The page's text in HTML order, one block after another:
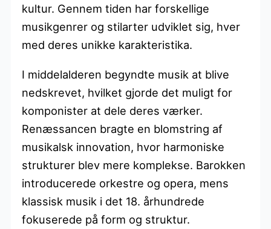
kultur. Gennem tiden har forskellige
musikgenrer og stilarter udviklet sig, hver
med deres unikke karakteristika.
I middelalderen begyndte musik at blive
nedskrevet, hvilket gjorde det muligt for
komponister at dele deres værker.
Renæssancen bragte en blomstring af
musikalsk innovation, hvor harmoniske
strukturer blev mere komplekse. Barokken
introducerede orkestre og opera, mens
klassisk musik i det 18. århundrede
fokuserede på form og struktur.